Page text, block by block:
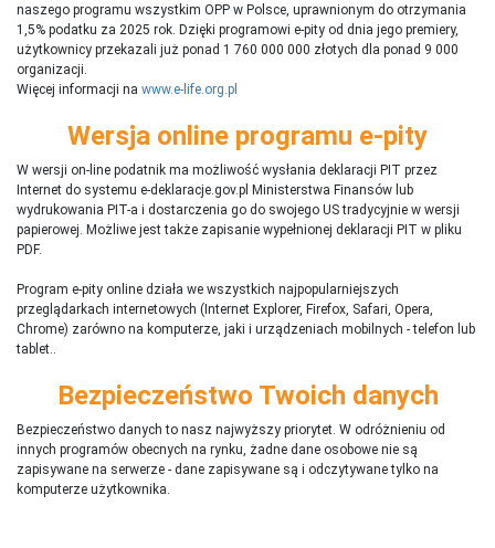
naszego programu wszystkim OPP w Polsce, uprawnionym do otrzymania
1,5% podatku za 2025 rok. Dzięki programowi e-pity od dnia jego premiery,
użytkownicy przekazali już ponad 1 760 000 000 złotych dla ponad 9 000
organizacji.
Więcej informacji na www.e-life.org.pl
Wersja online programu e-pity
W wersji on-line podatnik ma możliwość wysłania deklaracji PIT przez
Internet do systemu e-deklaracje.gov.pl Ministerstwa Finansów lub
wydrukowania PIT-a i dostarczenia go do swojego US tradycyjnie w wersji
papierowej. Możliwe jest także zapisanie wypełnionej deklaracji PIT w pliku
PDF.
Program e-pity online działa we wszystkich najpopularniejszych
przeglądarkach internetowych (Internet Explorer, Firefox, Safari, Opera,
Chrome) zarówno na komputerze, jaki i urządzeniach mobilnych - telefon lub
tablet..
Bezpieczeństwo Twoich danych
Bezpieczeństwo danych to nasz najwyższy priorytet. W odróżnieniu od
innych programów obecnych na rynku, żadne dane osobowe nie są
zapisywane na serwerze - dane zapisywane są i odczytywane tylko na
komputerze użytkownika.